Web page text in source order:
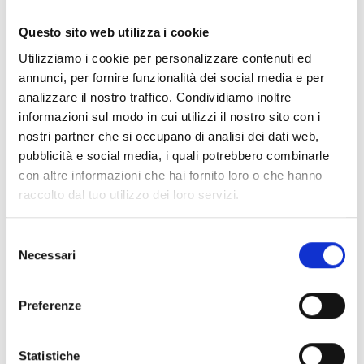
Questo sito web utilizza i cookie
Utilizziamo i cookie per personalizzare contenuti ed
annunci, per fornire funzionalità dei social media e per
analizzare il nostro traffico. Condividiamo inoltre
informazioni sul modo in cui utilizzi il nostro sito con i
nostri partner che si occupano di analisi dei dati web,
pubblicità e social media, i quali potrebbero combinarle
con altre informazioni che hai fornito loro o che hanno
raccolto dal tuo utilizzo dei loro servizi.
delNecessari
Preferenze
Statistiche
estado de alarme, aumentando a segurança e a
facilidade de utilização do sistema.
ACESSÓRIOS E
COMPLEMENTOS